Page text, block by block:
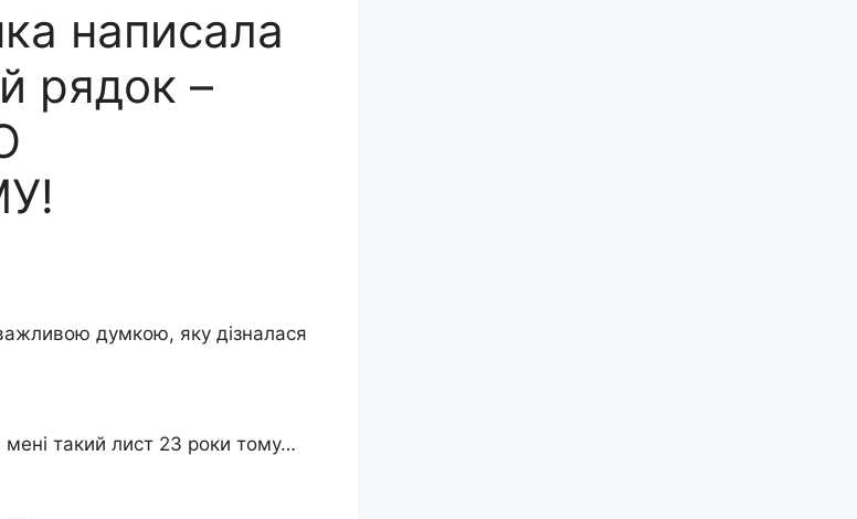
написала
рядок –
думкою, яку дізналася
мені такий лист 23 роки тому…